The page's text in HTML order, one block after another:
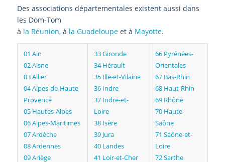
+
−
Des associations départementales existent aussi dans
les Dom-Tom
à la Réunion, à la Guadeloupeet à Mayotte.
01 Ain
02 Aisne
03 Allier
04 Alpes-de-Haute-
Provence
05 Hautes-Alpes
06 Alpes-Maritimes
07 Ardèche
08 Ardennes
09 Ariège
33 Gironde
34 Hérault
35 Ille-et-Vilaine
36 Indre
37 Indre-et-
Loire
38 Isère
39 Jura
40 Landes
41 Loir-et-Cher
66 Pyrénées-
Orientales
67 Bas-Rhin
68 Haut-Rhin
69 Rhône
70 Haute-
Saône
71 Saône-et-
Loire
72 Sarthe